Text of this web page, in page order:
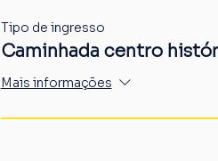
Tipo de ingresso
Caminhada centro
Mais informações